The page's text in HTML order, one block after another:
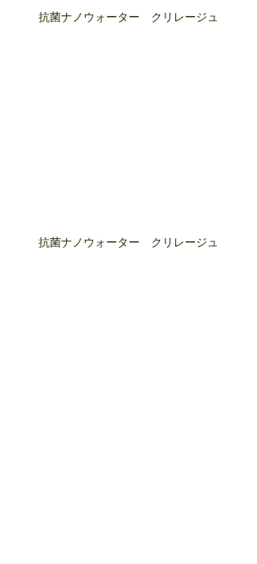
抗菌ナノウォーター　クリレージュ
抗菌ナノウォーター　クリレージュ